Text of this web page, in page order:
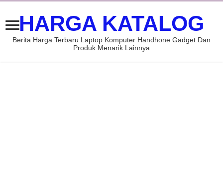
HARGA KATALOG
Berita Harga Terbaru Laptop Komputer Handhone Gadget Dan
Produk Menarik Lainnya